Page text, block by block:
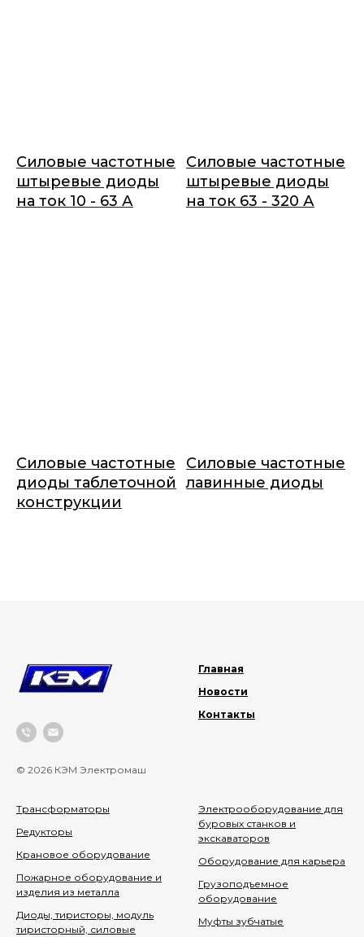
Силовые частотные
штыревые диоды
на ток 10 - 63 А
Силовые частотные
штыревые диоды
на ток 63 - 320 А
Силовые частотные
диоды таблеточной
конструкции
Силовые частотные
лавинные диоды
© 2026 КЭМ Электромаш
Главная
Новости
Контакты
Трансформаторы
Редукторы
Крановое оборудование
Пожарное оборудование и
изделия из металла
Диоды, тиристоры, модуль
тиристорный, силовые
Электрооборудование для
буровых станков и
экскаваторов
Оборудование для карьера
Грузоподъемное
оборудование
Муфты зубчатые